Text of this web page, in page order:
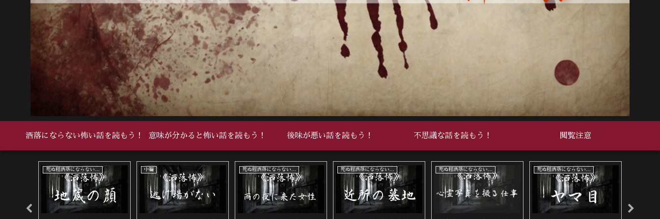
洒落にならない怖い話を読もう！ 意味が分かると怖い話を読もう！ 後味が悪い話を読もう！ 不思議な話を読もう！ 閲覧注意
死ぬ程洒落にならない怖い話 中編 死ぬ程洒落にならない怖い話 死ぬ程洒落にならない怖い話 死ぬ程洒落にならない怖い話 死ぬ程洒落にならない怖い話